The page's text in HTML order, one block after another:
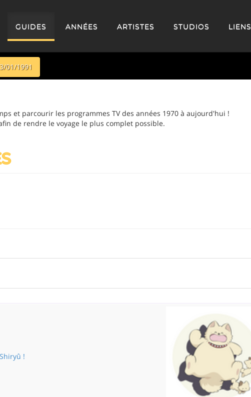
GUIDES ANNÉES ARTISTES STUDIOS LIENS
01/1991
et parcourir les programmes TV des années 1970 à aujourd'hui !
de rendre le voyage le plus complet possible.
!